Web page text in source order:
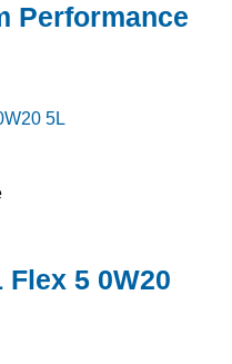
Performance
Flex 5 0W20